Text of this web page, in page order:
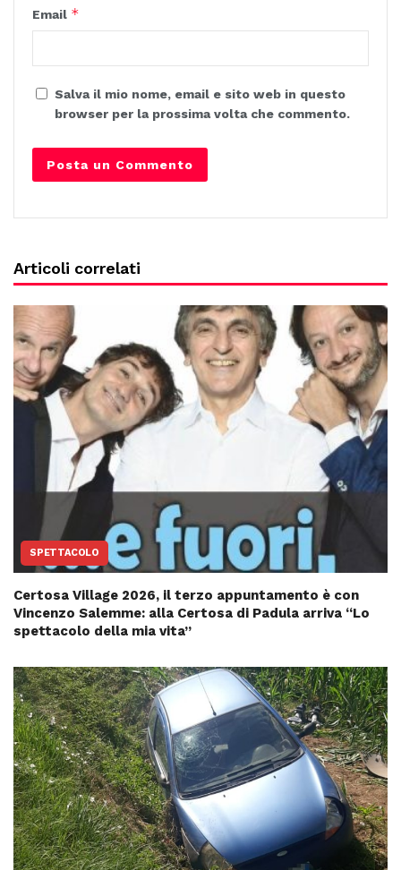
Email *
Salva il mio nome, email e sito web in questo
browser per la prossima volta che commento.
Articoli correlati
SPETTACOLO
Certosa Village 2026, il terzo appuntamento è con
Vincenzo Salemme: alla Certosa di Padula arriva “Lo
spettacolo della mia vita”